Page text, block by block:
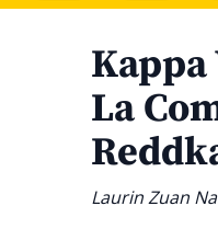
La
Laurin Zuan